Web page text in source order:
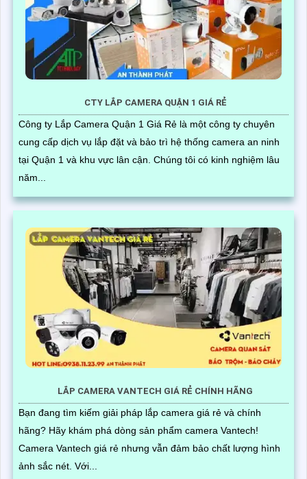
CTY LẮP CAMERA QUẬN 1 GIÁ RẺ
Công ty Lắp Camera Quận 1 Giá Rẻ là một công ty chuyên
cung cấp dịch vụ lắp đặt và bảo trì hệ thống camera an ninh
tại Quận 1 và khu vực lân cận. Chúng tôi có kinh nghiệm lâu
năm...
LẮP CAMERA VANTECH GIÁ RẺ CHÍNH HÃNG
Bạn đang tìm kiếm giải pháp lắp camera giá rẻ và chính
hãng? Hãy khám phá dòng sản phẩm camera Vantech!
Camera Vantech giá rẻ nhưng vẫn đảm bảo chất lượng hình
ảnh sắc nét. Với...